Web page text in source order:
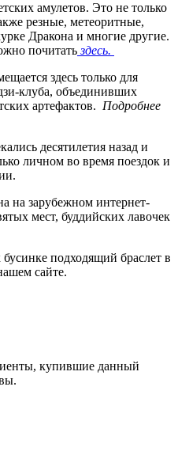
амулетов. Это не только
резные, метеоритные,
Дракона и многие другие.
почитатьздесь.
здесь только для
клуба, объединивших
артефактов. Подробнее
десятилетия назад и
личном во время поездок и
на зарубежном интернет-
мест, буддийских лавочек
подходящий браслет в
сайте.
купившие данный